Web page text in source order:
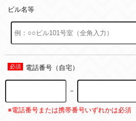
ビル名等
電話番号（自宅）
－
※電話番号または携帯番号いずれかは必須